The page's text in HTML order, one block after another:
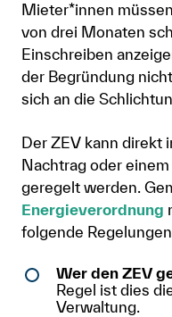
Mieter*innen
von drei Monaten
Einschreiben
der Begründung
sich an die
Der ZEV kann direkt
Nachtrag oder
geregelt werden.
Energieverordnung
folgende
Wer den ZEV
Regel ist dies
Verwaltung.